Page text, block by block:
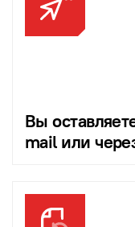
Вы
mail или